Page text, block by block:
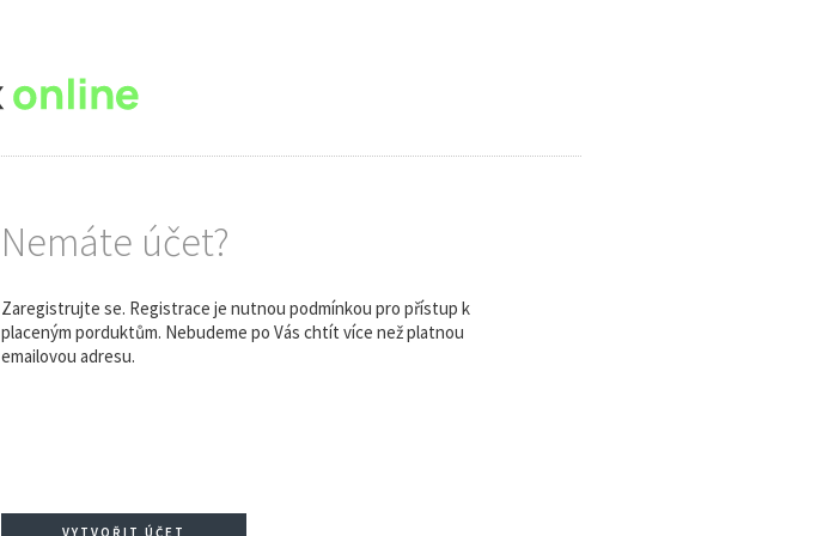
Nemáte účet?
Zaregistrujte se. Registrace je nutnou podmínkou pro přístup k
placeným porduktům. Nebudeme po Vás chtít více než platnou
emailovou adresu.
VYTVOŘIT ÚČET